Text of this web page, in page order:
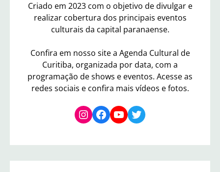
Criado em 2023 com o objetivo de divulgar e
realizar cobertura dos principais eventos
culturais da capital paranaense.
Confira em nosso site a Agenda Cultural de
Curitiba, organizada por data, com a
programação de shows e eventos. Acesse as
redes sociais e confira mais vídeos e fotos.
Instagram Facebook YouTube Twitter